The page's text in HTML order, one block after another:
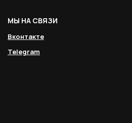
МЫ НА СВЯЗИ
Вконтакте
Telegram